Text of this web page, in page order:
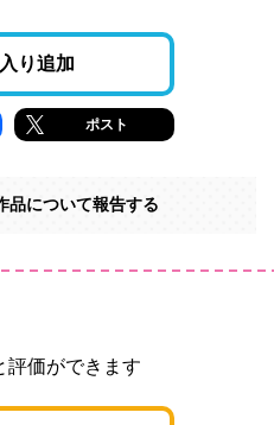
り追加
ポスト
品について報告する
評価ができます